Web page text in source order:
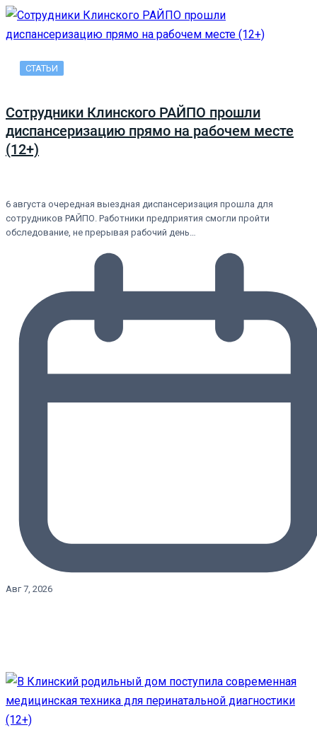
СТАТЬИ
Сотрудники Клинского РАЙПО прошли
диспансеризацию прямо на рабочем месте
(12+)
6 августа очередная выездная диспансеризация прошла для
сотрудников РАЙПО. Работники предприятия смогли пройти
обследование, не прерывая рабочий день…
Авг 7, 2026